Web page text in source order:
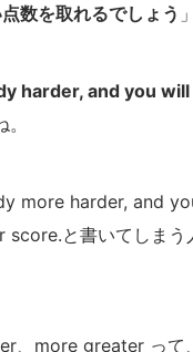
数を取れるでしょう 」
harder, and you
more harder, and
と書いてしまう
、more greater って